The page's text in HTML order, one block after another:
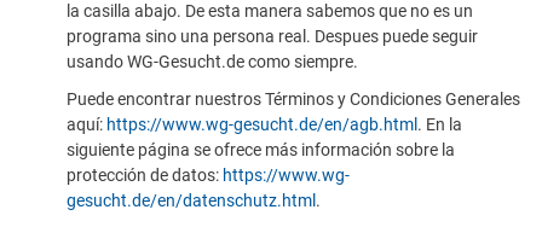
la casilla abajo. De esta manera sabemos que no es un
programa sino una persona real. Despues puede seguir
usando WG-Gesucht.de como siempre.
Puede encontrar nuestros Términos y Condiciones Generales
aquí: https://www.wg-gesucht.de/en/agb.html . En la
siguiente página se ofrece más información sobre la
protección de datos: https://www.wg-
gesucht.de/en/datenschutz.html .